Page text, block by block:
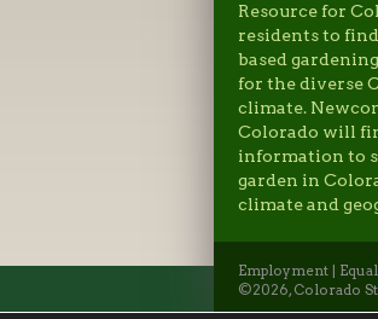
Resource for
residents to
based
for the diverse
climate.
Colorado will
information to
garden in
climate and
Employment
©2026, Colorado